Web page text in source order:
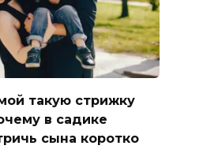
такую стрижку
в садике
сына коротко